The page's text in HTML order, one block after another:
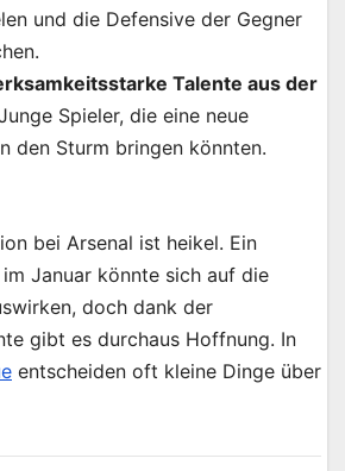
und die Defensive der Gegner
Talente aus der
Spieler, die eine neue
den Sturm bringen könnten.
bei Arsenal ist heikel. Ein
Januar könnte sich auf die
doch dank der
gibt es durchaus Hoffnung. In
entscheiden oft kleine Dinge über